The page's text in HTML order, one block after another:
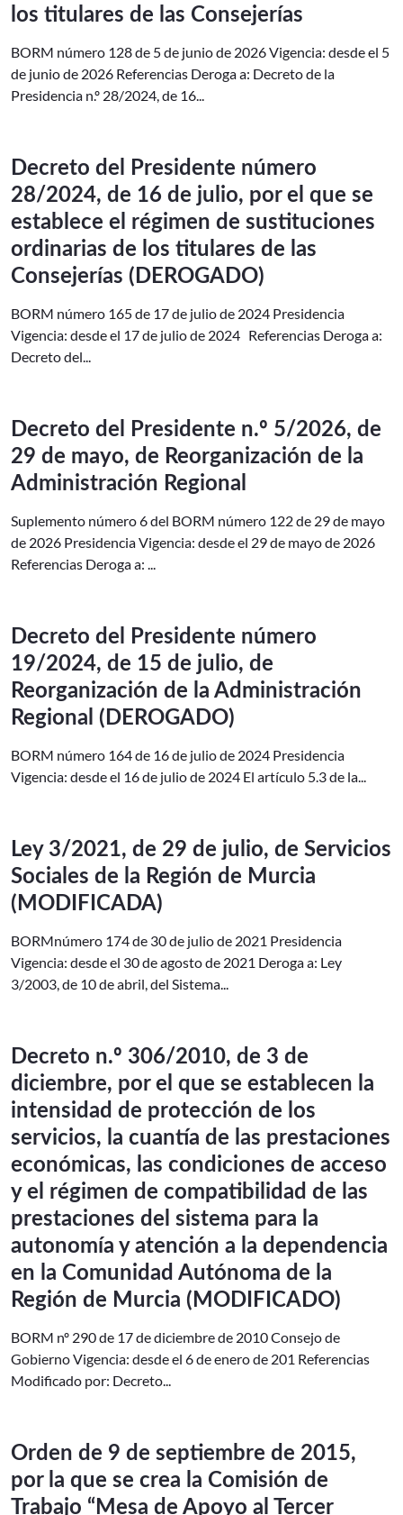
los titulares de las Consejerías
BORM número 128 de 5 de junio de 2026 Vigencia: desde el 5
de junio de 2026 Referencias Deroga a: Decreto de la
Presidencia n.º 28/2024, de 16...
Decreto del Presidente número
28/2024, de 16 de julio, por el que se
establece el régimen de sustituciones
ordinarias de los titulares de las
Consejerías (DEROGADO)
BORM número 165 de 17 de julio de 2024 Presidencia
Vigencia: desde el 17 de julio de 2024 Referencias Deroga a:
Decreto del...
Decreto del Presidente n.º 5/2026, de
29 de mayo, de Reorganización de la
Administración Regional
Suplemento número 6 del BORM número 122 de 29 de mayo
de 2026 Presidencia Vigencia: desde el 29 de mayo de 2026
Referencias Deroga a: ...
Decreto del Presidente número
19/2024, de 15 de julio, de
Reorganización de la Administración
Regional (DEROGADO)
BORM número 164 de 16 de julio de 2024 Presidencia
Vigencia: desde el 16 de julio de 2024 El artículo 5.3 de la...
Ley 3/2021, de 29 de julio, de Servicios
Sociales de la Región de Murcia
(MODIFICADA)
BORMnúmero 174 de 30 de julio de 2021 Presidencia
Vigencia: desde el 30 de agosto de 2021 Deroga a: Ley
3/2003, de 10 de abril, del Sistema...
Decreto n.º 306/2010, de 3 de
diciembre, por el que se establecen la
intensidad de protección de los
servicios, la cuantía de las prestaciones
económicas, las condiciones de acceso
y el régimen de compatibilidad de las
prestaciones del sistema para la
autonomía y atención a la dependencia
en la Comunidad Autónoma de la
Región de Murcia (MODIFICADO)
BORM nº 290 de 17 de diciembre de 2010 Consejo de
Gobierno Vigencia: desde el 6 de enero de 201 Referencias
Modificado por: Decreto...
Orden de 9 de septiembre de 2015,
por la que se crea la Comisión de
Trabajo “Mesa de Apoyo al Tercer